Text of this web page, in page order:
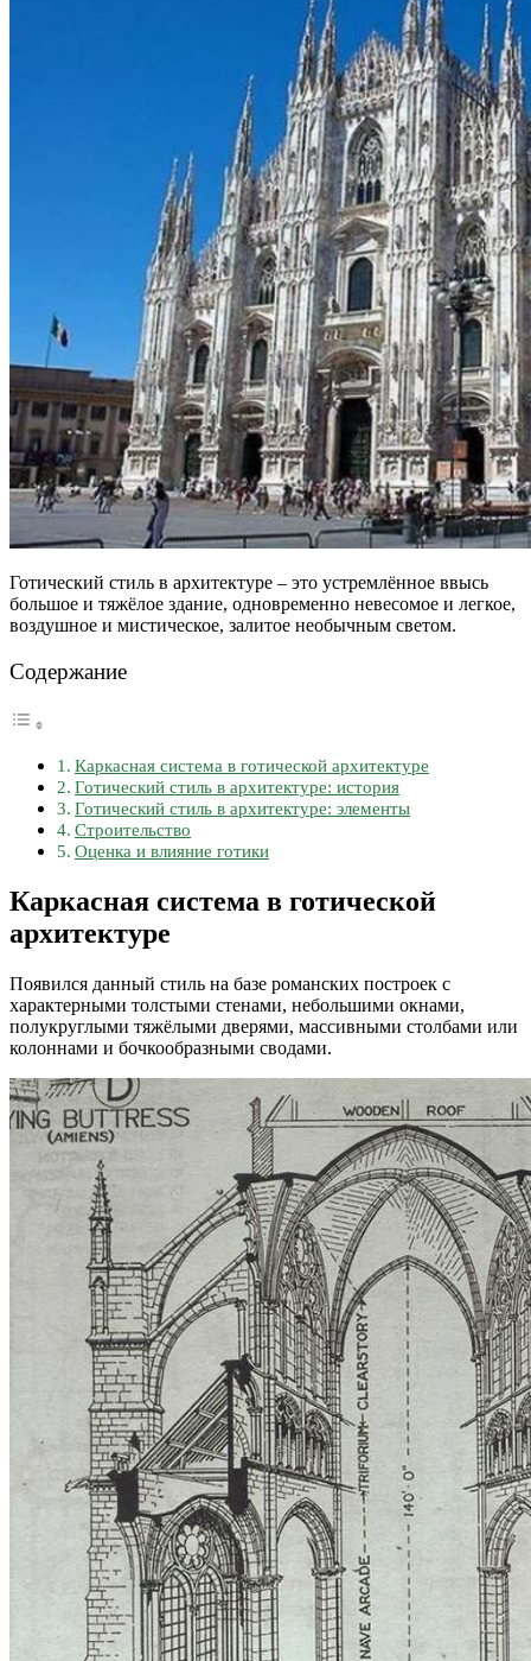
Готический стиль в архитектуре – это устремлённое ввысь
большое и тяжёлое здание, одновременно невесомое и легкое,
воздушное и мистическое, залитое необычным светом.
Содержание
Каркасная система в готической архитектуре
Готический стиль в архитектуре: история
Готический стиль в архитектуре: элементы
Строительство
Оценка и влияние готики
Каркасная система в готической
архитектуре
Появился данный стиль на базе романских построек с
характерными толстыми стенами, небольшими окнами,
полукруглыми тяжёлыми дверями, массивными столбами или
колоннами и бочкообразными сводами.